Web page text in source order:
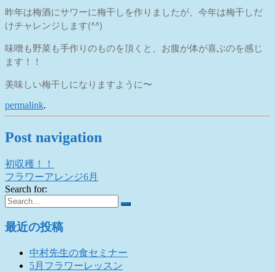
昨年は梅酒にサワーに梅干しを作りましたが、今年は梅干しだ
けチャレンジします(^^)
味噌も野菜も手作りのものを頂くと、お腹が体が喜ぶのを感じ
ます！！
美味しい梅干しになりますように〜
permalink.
Post navigation
初収穫！！
フラワーアレンジ6月
Search for:
最近の投稿
中村先生の食セミナー
5月フラワーレッスン